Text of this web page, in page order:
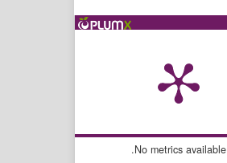
No metrics available.